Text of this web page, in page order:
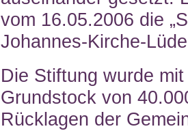
vom 16.05.2006 die
Johannes-Kirche-
Die Stiftung wurde
Grundstock von
Rücklagen der